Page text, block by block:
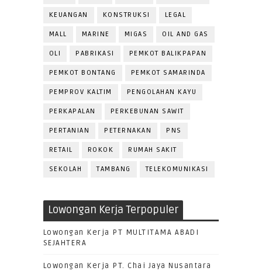
KEUANGAN KONSTRUKSI LEGAL
MALL MARINE MIGAS OIL AND GAS
OLI PABRIKASI PEMKOT BALIKPAPAN
PEMKOT BONTANG PEMKOT SAMARINDA
PEMPROV KALTIM PENGOLAHAN KAYU
PERKAPALAN PERKEBUNAN SAWIT
PERTANIAN PETERNAKAN PNS
RETAIL ROKOK RUMAH SAKIT
SEKOLAH TAMBANG TELEKOMUNIKASI
Lowongan Kerja Terpopuler
Lowongan Kerja PT MULTITAMA ABADI
SEJAHTERA
Lowongan Kerja PT. Chai Jaya Nusantara